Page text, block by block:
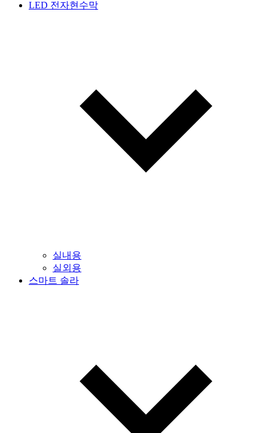
LED 전자현수막
실내용
실외용
스마트 솔라